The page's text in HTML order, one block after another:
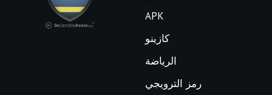
APK
كازينو
الرياضة
رمز الترويجي